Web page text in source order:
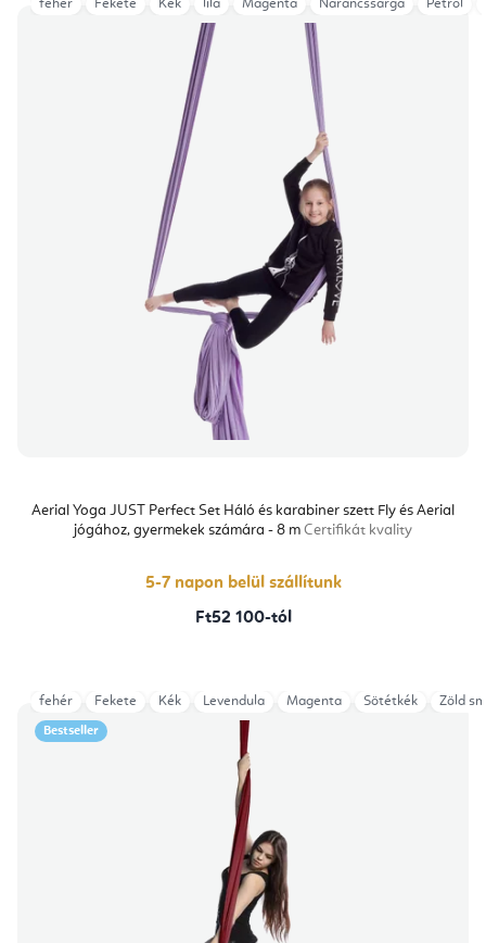
Aerial Yoga JUST Perfect Set Háló és karabiner szett Fly és Aerial
jógához, gyermekek számára - 8 m Certifikát kvality
5-7 napon belül szállítunk
Ft52 100-tól
fehér Fekete Kék lila Magenta Narancssárga Petrol
Bestseller
fehér Fekete Kék Levendula Magenta Sötétkék Zöld